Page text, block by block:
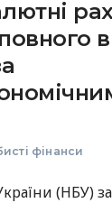
фінанси
(НБУ)